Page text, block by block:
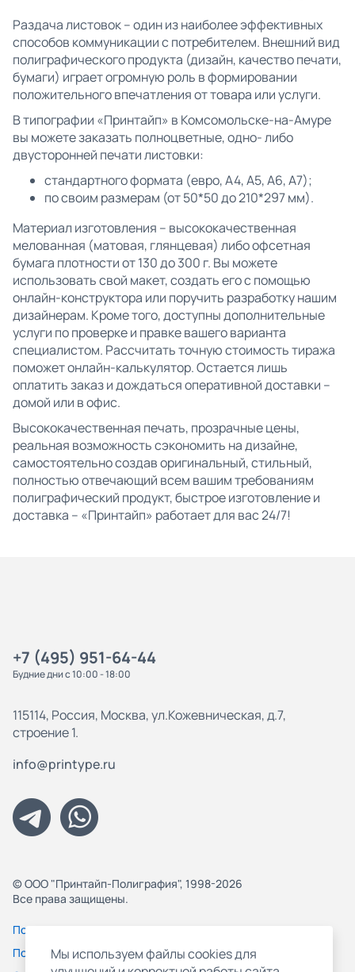
Раздача листовок – один из наиболее эффективных
способов коммуникации с потребителем. Внешний вид
полиграфического продукта (дизайн, качество печати,
бумаги) играет огромную роль в формировании
положительного впечатления от товара или услуги.
В типографии «Принтайп» в Комсомольске-на-Амуре
вы можете заказать полноцветные, одно- либо
двусторонней печати листовки:
стандартного формата (евро, А4, А5, А6, А7);
по своим размерам (от 50*50 до 210*297 мм).
Материал изготовления – высококачественная
мелованная (матовая, глянцевая) либо офсетная
бумага плотности от 130 до 300 г. Вы можете
использовать свой макет, создать его с помощью
онлайн-конструктора или поручить разработку нашим
дизайнерам. Кроме того, доступны дополнительные
услуги по проверке и правке вашего варианта
специалистом. Рассчитать точную стоимость тиража
поможет онлайн-калькулятор. Остается лишь
оплатить заказ и дождаться оперативной доставки –
домой или в офис.
Высококачественная печать, прозрачные цены,
реальная возможность сэкономить на дизайне,
самостоятельно создав оригинальный, стильный,
полностью отвечающий всем вашим требованиям
полиграфический продукт, быстрое изготовление и
доставка – «Принтайп» работает для вас 24/7!
+7 (495) 951-64-44
Будние дни с 10:00 - 18:00
115114, Россия, Москва, ул.Кожевническая, д.7,
строение 1.
info@printype.ru
© ООО "Принтайп-Полиграфия", 1998-2026
Все права защищены.
Политика конфиденциальности
Пользовательское соглашение
Мы используем файлы cookies для